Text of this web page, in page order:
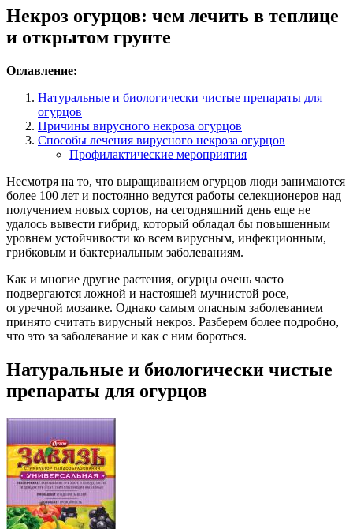
Некроз огурцов: чем лечить в теплице
и открытом грунте
Оглавление:
Натуральные и биологически чистые препараты для
огурцов
Причины вирусного некроза огурцов
Способы лечения вирусного некроза огурцов
Профилактические мероприятия
Несмотря на то, что выращиванием огурцов люди занимаются
более 100 лет и постоянно ведутся работы селекционеров над
получением новых сортов, на сегодняшний день еще не
удалось вывести гибрид, который обладал бы повышенным
уровнем устойчивости ко всем вирусным, инфекционным,
грибковым и бактериальным заболеваниям.
Как и многие другие растения, огурцы очень часто
подвергаются ложной и настоящей мучнистой росе,
огуречной мозаике. Однако самым опасным заболеванием
принято считать вирусный некроз. Разберем более подробно,
что это за заболевание и как с ним бороться.
Натуральные и биологически чистые
препараты для огурцов